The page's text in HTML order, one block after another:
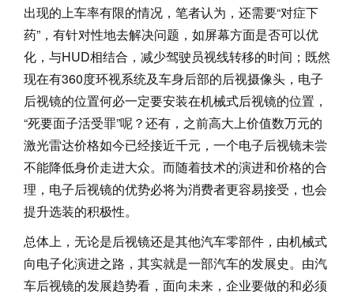
出现的上车率有限的情况，笔者认为，还需要“对症下
药”，有针对性地去解决问题，如屏幕方面是否可以优
化，与HUD相结合，减少驾驶员视线转移的时间；既然
现在有360度环视系统及车身后部的后视摄像头，电子
后视镜的位置何必一定要安装在机械式后视镜的位置，
“死要面子活受罪”呢？还有，之前高大上价值数万元的
激光雷达价格如今已经接近千元，一个电子后视镜未尝
不能降低身价走进大众。而随着技术的演进和价格的合
理，电子后视镜的优势必将为消费者更容易接受，也会
提升选装的积极性。
总体上，无论是后视镜还是其他汽车零部件，由机械式
向电子化演进之路，其实就是一部汽车的发展史。由汽
车后视镜的发展趋势看，面向未来，企业要做的和必须